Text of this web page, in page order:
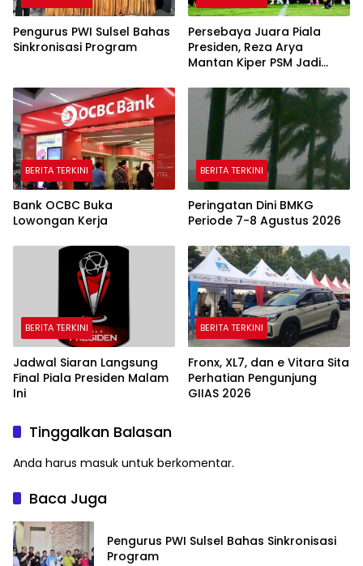
Pengurus PWI Sulsel Bahas
Sinkronisasi Program
Persebaya Juara Piala
Presiden, Reza Arya
Mantan Kiper PSM Jadi
BERITA TERKINI
Bank OCBC Buka
Lowongan Kerja
BERITA TERKINI
Peringatan Dini BMKG
Periode 7-8 Agustus 2026
BERITA TERKINI
Jadwal Siaran Langsung
Final Piala Presiden Malam
Ini
BERITA TERKINI
Fronx, XL7, dan e Vitara Sita
Perhatian Pengunjung
GIIAS 2026
Tinggalkan Balasan
Anda harus masuk untuk berkomentar.
Baca Juga
Pengurus PWI Sulsel Bahas Sinkronisasi
Program